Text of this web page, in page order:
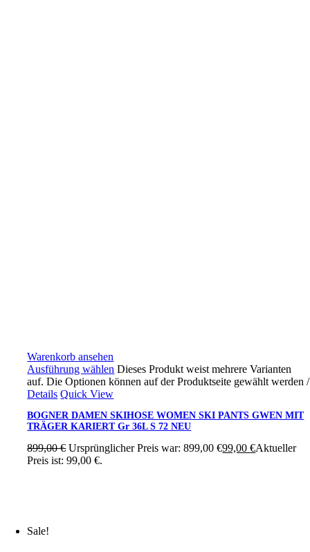
Warenkorb ansehen
Ausführung wählen Dieses Produkt weist mehrere Varianten
auf. Die Optionen können auf der Produktseite gewählt werden/
Details Quick View
BOGNER DAMEN SKIHOSE WOMEN SKI PANTS GWEN MIT
TRÄGER KARIERT Gr 36L S 72 NEU
899,00€ Ursprünglicher Preis war: 899,00 €99,00€Aktueller
Preis ist: 99,00 €.
Sale!